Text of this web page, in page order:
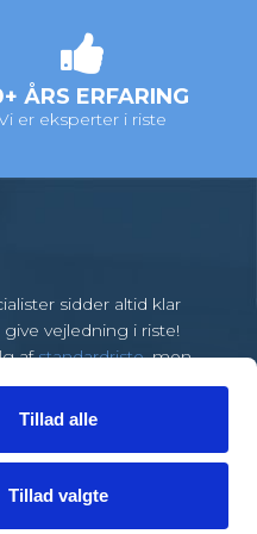
Tillad alle
Tillad valgte
ÅRS ERFARING
er eksperter i riste
sidder altid klar
vejledning i riste!
afstandardriste, men
så har vi et
klar til at
EN LØSNING